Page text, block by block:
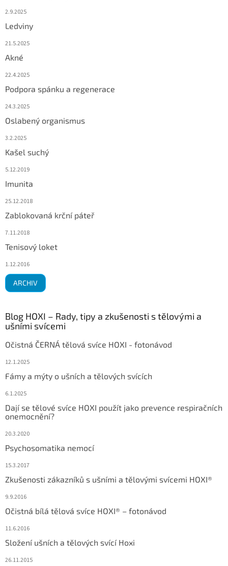
2.9.2025
Ledviny
21.5.2025
Akné
22.4.2025
Podpora spánku a regenerace
24.3.2025
Oslabený organismus
3.2.2025
Kašel suchý
5.12.2019
Imunita
25.12.2018
Zablokovaná krční páteř
7.11.2018
Tenisový loket
1.12.2016
ARCHIV
Blog HOXI – Rady, tipy a zkušenosti s tělovými a
ušními svícemi
Očistná ČERNÁ tělová svíce HOXI - fotonávod
12.1.2025
Fámy a mýty o ušních a tělových svících
6.1.2025
Dají se tělové svíce HOXI použít jako prevence respiračních
onemocnění?
20.3.2020
Psychosomatika nemocí
15.3.2017
Zkušenosti zákazníků s ušními a tělovými svícemi HOXI®
9.9.2016
Očistná bílá tělová svíce HOXI® – fotonávod
11.6.2016
Složení ušních a tělových svící Hoxi
26.11.2015